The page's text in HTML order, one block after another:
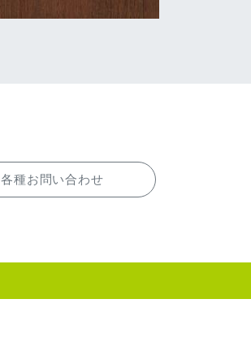
各種お問い合わせ